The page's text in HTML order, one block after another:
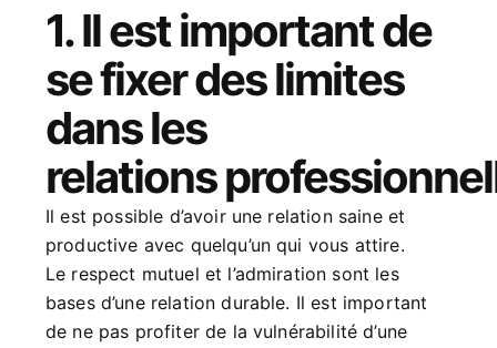
1. Il est important de
se fixer des limites
dans les
relations
Il est possible d’avoir une relation saine et
productive avec quelqu’un qui vous attire.
Le respect mutuel et l’admiration sont les
bases d’une relation durable. Il est important
de ne pas profiter de la vulnérabilité d’une